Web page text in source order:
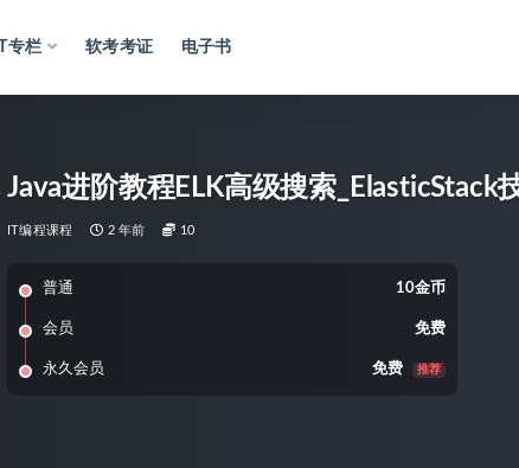
IT专栏 软考考证 电子书
Java进阶教程ELK高级搜索_ElasticStack
IT编程课程 2 年前 10
普通 10金币
会员 免费
永久会员 免费 推荐